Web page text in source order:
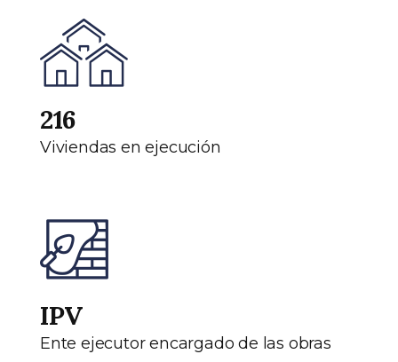
216
Viviendas en ejecución
IPV
Ente ejecutor encargado de las obras